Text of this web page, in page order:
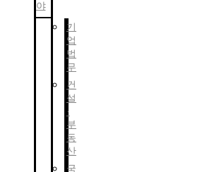
야
기
업
법
무
건
설
·
부
동
산
국